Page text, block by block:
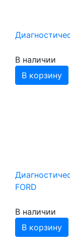
В наличии
В корзину
FORD
В наличии
В корзину